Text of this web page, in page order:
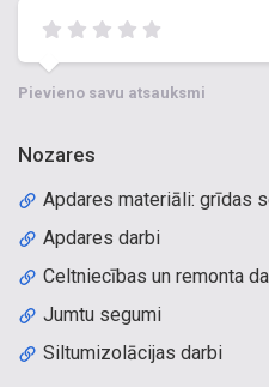
Pievieno savu atsauksmi
Nozares
Apdares materiāli: grīdas
Apdares darbi
Celtniecības un remonta
Jumtu segumi
Siltumizolācijas darbi